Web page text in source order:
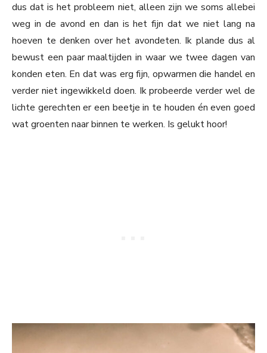
dus dat is het probleem niet, alleen zijn we soms allebei
weg in de avond en dan is het fijn dat we niet lang na
hoeven te denken over het avondeten. Ik plande dus al
bewust een paar maaltijden in waar we twee dagen van
konden eten. En dat was erg fijn, opwarmen die handel en
verder niet ingewikkeld doen. Ik probeerde verder wel de
lichte gerechten er een beetje in te houden én even goed
wat groenten naar binnen te werken. Is gelukt hoor!